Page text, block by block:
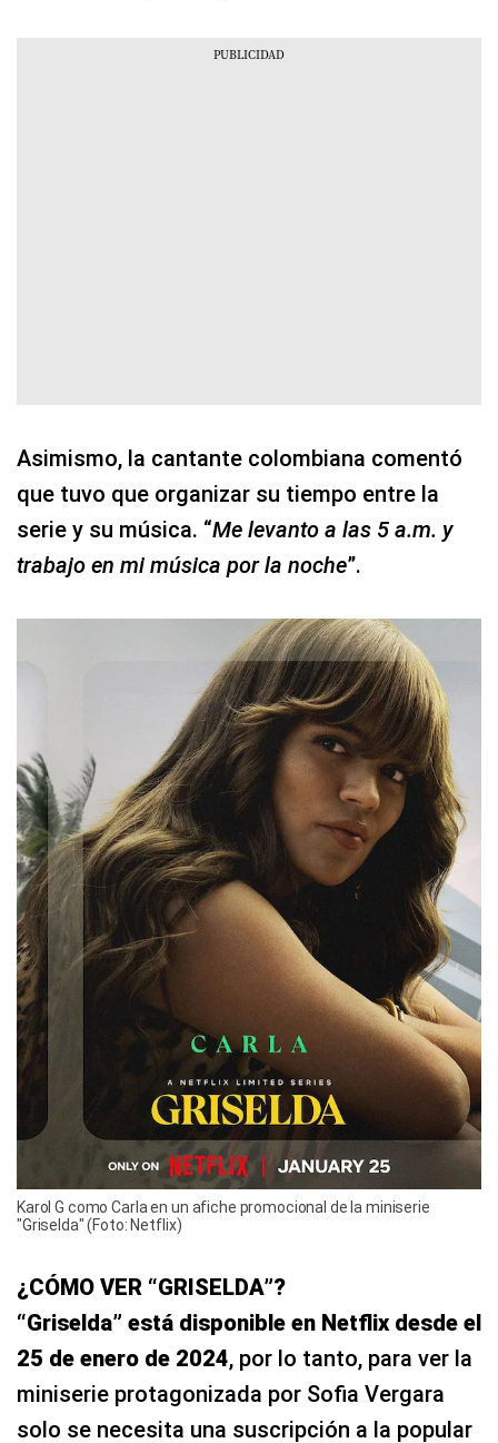
Asimismo, la cantante colombiana comentó
que tuvo que organizar su tiempo entre la
serie y su música. “Me levanto a las 5 a.m. y
trabajo en mi música por la noche”.
Karol G como Carla en un afiche promocional de la miniserie
"Griselda" (Foto: Netflix)
¿CÓMO VER “GRISELDA”?
“Griselda” está disponible en Netflix desde el
25 de enero de 2024, por lo tanto, para ver la
miniserie protagonizada por Sofia Vergara
solo se necesita una suscripción a la popular